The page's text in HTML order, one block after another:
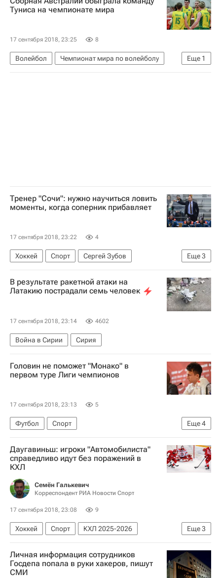
Туниса на чемпионате мира
17 сентября 2018, 23:25 8
Еще 1
Волейбол
Чемпионат мира по волейболу
Тунис
Тренер "Сочи": нужно научиться ловить
моменты, когда соперник прибавляет
17 сентября 2018, 23:22 4
Еще3
Хоккей Спорт
Сергей Зубов
КХЛ 2025-2026
ХК Сочи
Металлург (Магнитогорск)
В результате ракетной атаки на
Латакию пострадали семь человек
17 сентября 2018, 23:14 4602
Война в Сирии Сирия
Головин не поможет "Монако" в
первом туре Лиги чемпионов
17 сентября 2018, 23:13 5
Еще4
Футбол
Спорт
Лига чемпионов УЕФА 2026-2027
Атлетико (Мадрид)
Монако
Александр Головин
Даугавиньш: игроки "Автомобилиста"
справедливо идут без поражений в
КХЛ
Семён Галькевич
Корреспондент РИА Новости Спорт
17 сентября 2018, 23:08 9
Еще3
Хоккей Спорт
КХЛ 2025-2026
ХК Спартак (Москва)
Автомобилист
Каспарс Даугавиньш
Личная информация сотрудников
Госдепа попала в руки хакеров, пишут
СМИ